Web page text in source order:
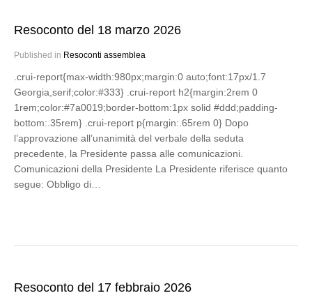
Resoconto del 18 marzo 2026
Published in Resoconti assemblea
.crui-report{max-width:980px;margin:0 auto;font:17px/1.7
Georgia,serif;color:#333} .crui-report h2{margin:2rem 0
1rem;color:#7a0019;border-bottom:1px solid #ddd;padding-
bottom:.35rem} .crui-report p{margin:.65rem 0} Dopo
l’approvazione all’unanimità del verbale della seduta
precedente, la Presidente passa alle comunicazioni.
Comunicazioni della Presidente La Presidente riferisce quanto
segue: Obbligo di…
Resoconto del 17 febbraio 2026